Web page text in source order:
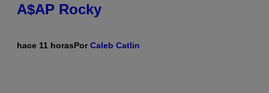
A$AP Rocky
hace 11 horasPorCaleb Catlin